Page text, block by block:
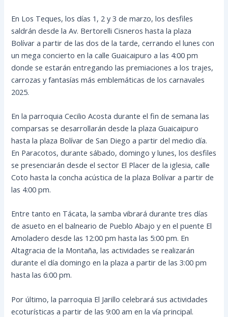
En Los Teques, los días 1, 2 y 3 de marzo, los desfiles
saldrán desde la Av. Bertorelli Cisneros hasta la plaza
Bolívar a partir de las dos de la tarde, cerrando el lunes con
un mega concierto en la calle Guaicaipuro a las 4:00 pm
donde se estarán entregando las premiaciones a los trajes,
carrozas y fantasías más emblemáticas de los carnavales
2025.
En la parroquia Cecilio Acosta durante el fin de semana las
comparsas se desarrollarán desde la plaza Guaicaipuro
hasta la plaza Bolívar de San Diego a partir del medio día.
En Paracotos, durante sábado, domingo y lunes, los desfiles
se presenciarán desde el sector El Placer de la iglesia, calle
Coto hasta la concha acústica de la plaza Bolívar a partir de
las 4:00 pm.
Entre tanto en Tácata, la samba vibrará durante tres días
de asueto en el balneario de Pueblo Abajo y en el puente El
Amoladero desde las 12:00 pm hasta las 5:00 pm. En
Altagracia de la Montaña, las actividades se realizarán
durante el día domingo en la plaza a partir de las 3:00 pm
hasta las 6:00 pm.
Por último, la parroquia El Jarillo celebrará sus actividades
ecoturísticas a partir de las 9:00 am en la vía principal.